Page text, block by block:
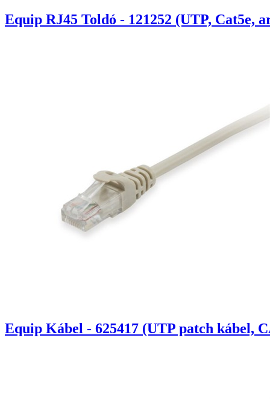
Equip RJ45 Toldó - 121252 (UTP, Cat5e,
Equip Kábel - 625417 (UTP patch kábel,